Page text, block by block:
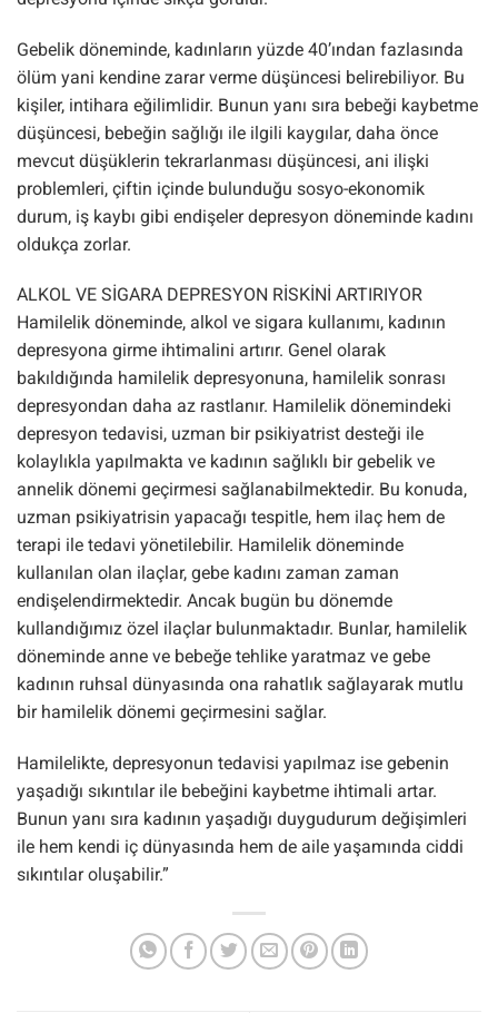
Gebelik döneminde, kadınların yüzde 40’ından fazlasında
ölüm yani kendine zarar verme düşüncesi belirebiliyor. Bu
kişiler, intihara eğilimlidir. Bunun yanı sıra bebeği kaybetme
düşüncesi, bebeğin sağlığı ile ilgili kaygılar, daha önce
mevcut düşüklerin tekrarlanması düşüncesi, ani ilişki
problemleri, çiftin içinde bulunduğu sosyo-ekonomik
durum, iş kaybı gibi endişeler depresyon döneminde kadını
oldukça zorlar.
ALKOL VE SİGARA DEPRESYON RİSKİNİ ARTIRIYOR
Hamilelik döneminde, alkol ve sigara kullanımı, kadının
depresyona girme ihtimalini artırır. Genel olarak
bakıldığında hamilelik depresyonuna, hamilelik sonrası
depresyondan daha az rastlanır. Hamilelik dönemindeki
depresyon tedavisi, uzman bir psikiyatrist desteği ile
kolaylıkla yapılmakta ve kadının sağlıklı bir gebelik ve
annelik dönemi geçirmesi sağlanabilmektedir. Bu konuda,
uzman psikiyatrisin yapacağı tespitle, hem ilaç hem de
terapi ile tedavi yönetilebilir. Hamilelik döneminde
kullanılan olan ilaçlar, gebe kadını zaman zaman
endişelendirmektedir. Ancak bugün bu dönemde
kullandığımız özel ilaçlar bulunmaktadır. Bunlar, hamilelik
döneminde anne ve bebeğe tehlike yaratmaz ve gebe
kadının ruhsal dünyasında ona rahatlık sağlayarak mutlu
bir hamilelik dönemi geçirmesini sağlar.
Hamilelikte, depresyonun tedavisi yapılmaz ise gebenin
yaşadığı sıkıntılar ile bebeğini kaybetme ihtimali artar.
Bunun yanı sıra kadının yaşadığı duygudurum değişimleri
ile hem kendi iç dünyasında hem de aile yaşamında ciddi
sıkıntılar oluşabilir.”